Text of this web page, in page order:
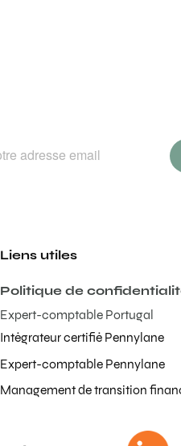
Liens utiles
Politique de
Expert-comptable Portugal
Intégrateur certifié Pennylane
Expert-comptable Pennylane
Management de transition